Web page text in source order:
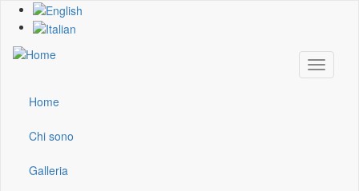
Skip
content
Toggle
Main
navigation
Home
Chi sono
Galleria